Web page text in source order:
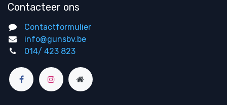
Contacteer ons
Contactformulier
info@gunsbv.be
014/ 423 823